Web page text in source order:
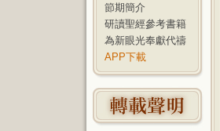
節期簡介
研讀聖經參考書籍
為新眼光奉獻代禱
APP下載